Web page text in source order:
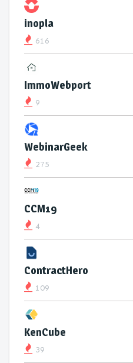
inopla
616
ImmoWebport
9
WebinarGeek
275
CCM19
4
ContractHero
109
KenCube
39